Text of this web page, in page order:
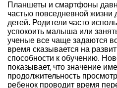
Планшеты и смартфоны
частью повседневной
детей. Родители часто
успокоить малыша или
ученые все чаще задаются
время сказывается на
способности к обучению.
показывает, что значение
продолжительность
ребенок проводит время